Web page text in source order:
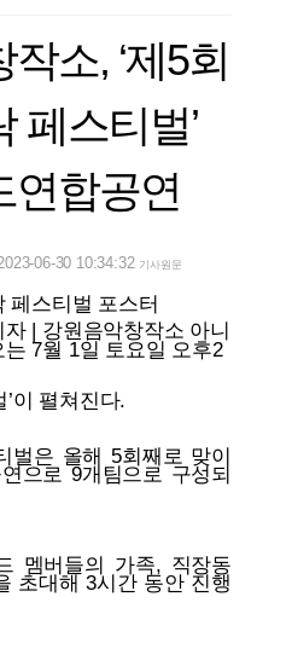
소, ‘제5회
페스티벌’
연합공연
06-30 10:34:32 기사원문
| 강원음악창작소 아니
7월 1일 토요일 오후2
이 펼쳐진다.
벌은 올해 5회째로 맞이
으로 9개팀으로 구성되
멤버들의 가족, 직장동
초대해 3시간 동안 진행